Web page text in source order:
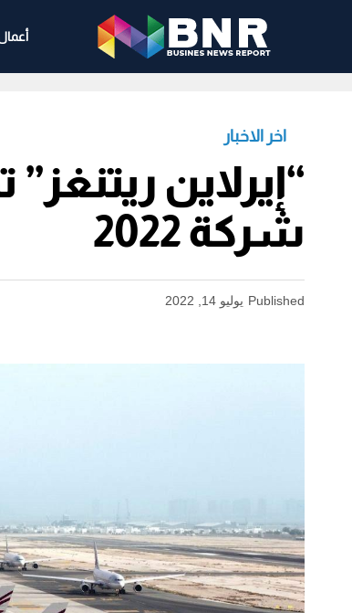
اخر الاخبار
“إيرلاين
شركة 2022
Published يوليو 14, 2022